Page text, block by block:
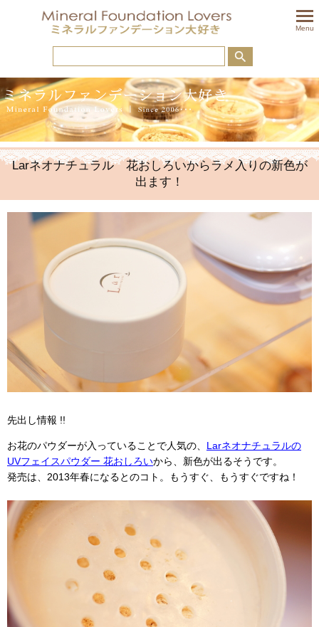
Menu
Larネオナチュラル 花おしろいからラメ入りの新色が
出ます！
先出し情報 !!
お花のパウダーが入っていることで人気の、 Larネオナチュラルの
UVフェイスパウダー 花おしろいから、新色が出るそうです。
発売は、2013年春になるとのコト。もうすぐ、もうすぐですね！